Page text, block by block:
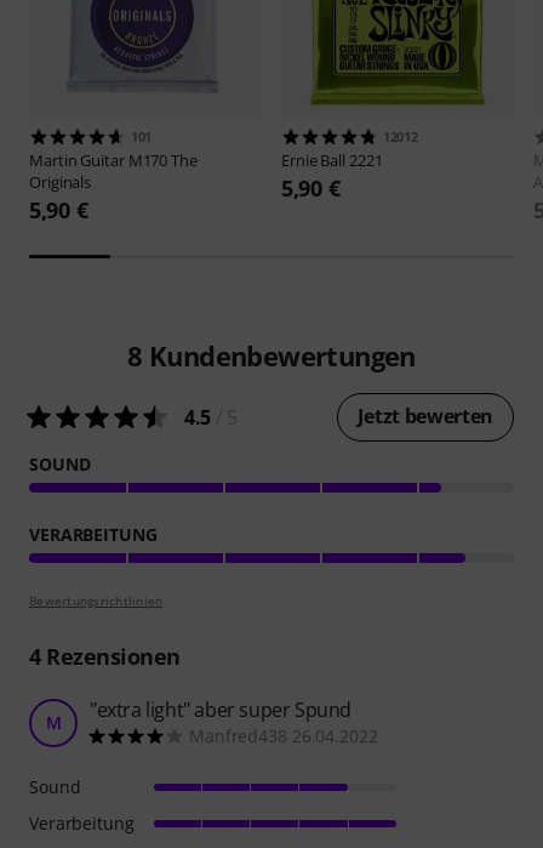
101
Martin Guitar M170 The
Originals
5,90 €
12012
Ernie Ball 2221
5,90 €
8 Kundenbewertungen
4.5 Jetzt bewerten
SOUND
VERARBEITUNG
Bewertungsrichtlinien
4Rezensionen
M "extra light" aber super Spund
Manfred438 26.04.2022
Sound
Verarbeitung